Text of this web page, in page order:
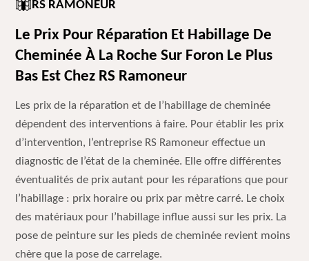
RS RAMONEUR
Le Prix Pour Réparation Et Habillage De
Cheminée À La Roche Sur Foron Le Plus
Bas Est Chez RS Ramoneur
Les prix de la réparation et de l’habillage de cheminée
dépendent des interventions à faire. Pour établir les prix
d’intervention, l’entreprise RS Ramoneur effectue un
diagnostic de l’état de la cheminée. Elle offre différentes
éventualités de prix autant pour les réparations que pour
l’habillage : prix horaire ou prix par mètre carré. Le choix
des matériaux pour l’habillage influe aussi sur les prix. La
pose de peinture sur les pieds de cheminée revient moins
chère que la pose de carrelage.